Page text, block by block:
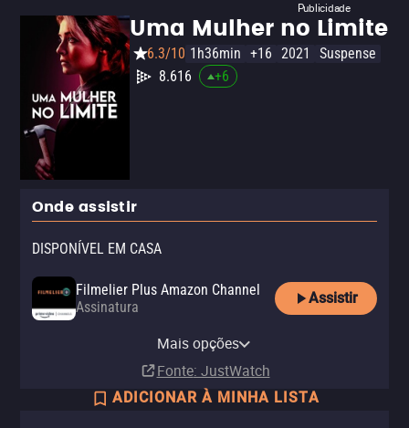
Publicidade
Uma Mulher no Limite
6.3/10 1h36min +16 2021
Suspense
8.616
+6
Onde assistir
DISPONÍVEL EM CASA
Filmelier Plus Amazon Channel
Assinatura
Assistir
R$ 29,90
Mais opções
Fonte: JustWatch
ADICIONAR À MINHA LISTA